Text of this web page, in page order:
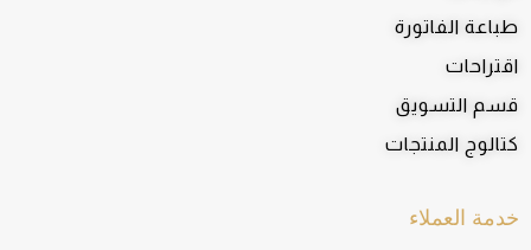
خدمة العملاء
طباعة الفاتورة
اقتراحات
قسم التسويق
كتالوج المنتجات